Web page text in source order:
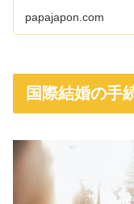
papajapon.com
国際結婚の手